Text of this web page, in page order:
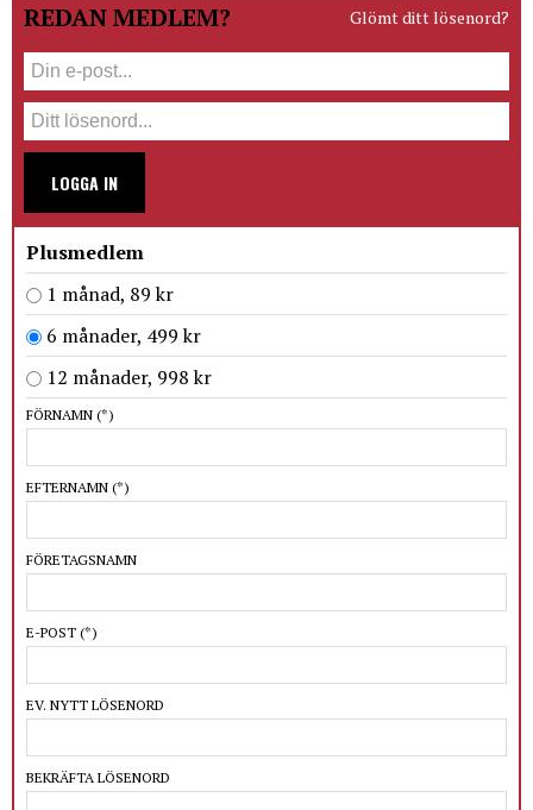
REDAN MEDLEM? Glömt ditt lösenord?
LOGGA IN
Plusmedlem
1 månad, 89 kr
6 månader, 499 kr
12 månader, 998 kr
FÖRNAMN (*)
EFTERNAMN (*)
FÖRETAGSNAMN
E-POST (*)
EV. NYTT LÖSENORD
BEKRÄFTA LÖSENORD